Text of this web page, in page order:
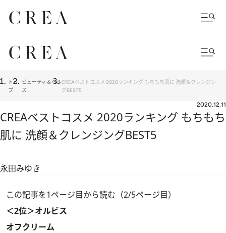
トッ
プ
ビューティ＆ヘル
ス
CREAベストコスメ 2020ランキング もちもち肌に 洗顔＆クレンジン
グBEST5
2020.12.11
CREAベストコスメ 2020ランキング もちもち
肌に 洗顔＆クレンジングBEST5
永田みゆき
この記事を1ページ目から読む（2/5ページ目）
＜2位＞オルビス
オフクリーム